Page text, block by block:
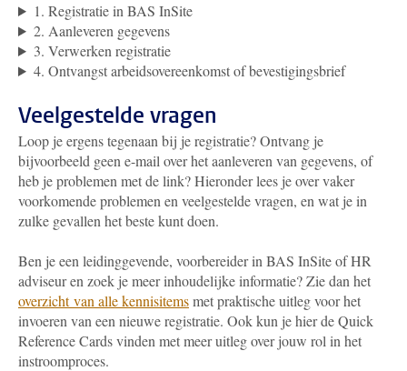
1. Registratie in BAS InSite
2. Aanleveren gegevens
3. Verwerken registratie
4. Ontvangst arbeidsovereenkomst of bevestigingsbrief
Veelgestelde vragen
Loop je ergens tegenaan bij je registratie? Ontvang je
bijvoorbeeld geen e-mail over het aanleveren van gegevens, of
heb je problemen met de link? Hieronder lees je over vaker
voorkomende problemen en veelgestelde vragen, en wat je in
zulke gevallen het beste kunt doen.
Ben je een leidinggevende, voorbereider in BAS InSite of HR
adviseur en zoek je meer inhoudelijke informatie? Zie dan het
overzicht van alle kennisitemsmet praktische uitleg voor het
invoeren van een nieuwe registratie. Ook kun je hier de Quick
Reference Cards vinden met meer uitleg over jouw rol in het
instroomproces.